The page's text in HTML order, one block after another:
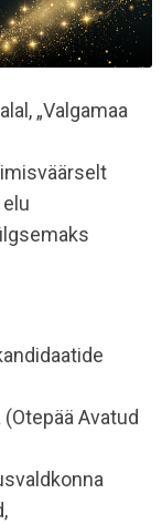
„Valgamaa
Avatud